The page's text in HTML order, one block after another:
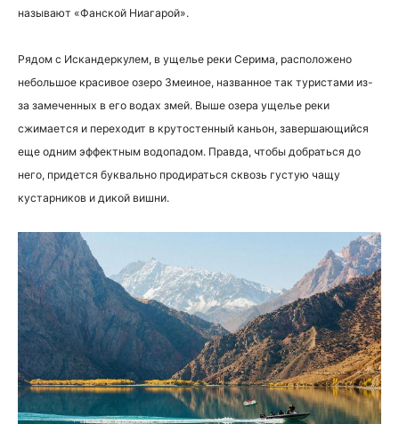
называют «Фанской Ниагарой».
Рядом с Искандеркулем, в ущелье реки Серима, расположено
небольшое красивое озеро Змеиное, названное так туристами из-
за замеченных в его водах змей. Выше озера ущелье реки
сжимается и переходит в крутостенный каньон, завершающийся
еще одним эффектным водопадом. Правда, чтобы добраться до
него, придется буквально продираться сквозь густую чащу
кустарников и дикой вишни.